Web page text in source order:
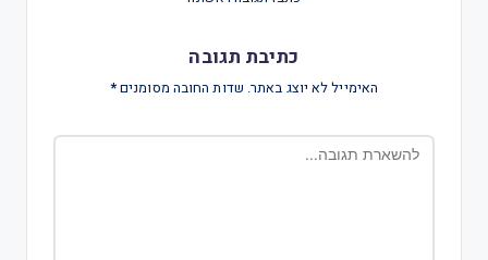
כתיבת תגובה
האימייל לא יוצג באתר. שדות החובה מסומנים*